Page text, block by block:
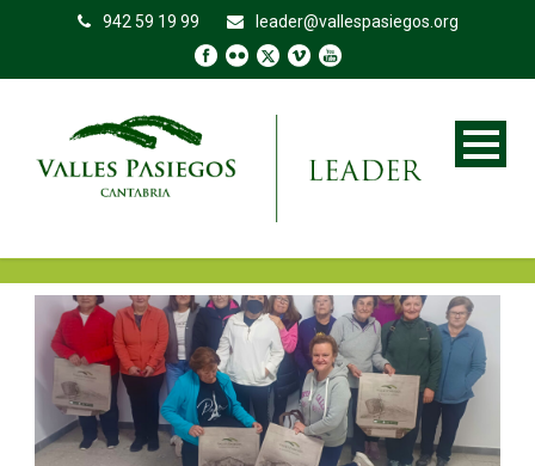
942 59 19 99 leader@vallespasiegos.org